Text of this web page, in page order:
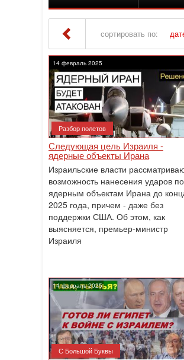
сортировать по:
Iton TV » Материалы
14 февраль 2025
Разбор полетов
Следующая цель Израиля -
ядерные объекты Ирана
Израильские власти
возможность нанесения ударов по
ядерным объектам Ирана до
2025 года, причем - даже без
поддержки США. Об этом, как
выясняется, премьер-министр
Израиля
14 февраль 2025
С Большой Буквы